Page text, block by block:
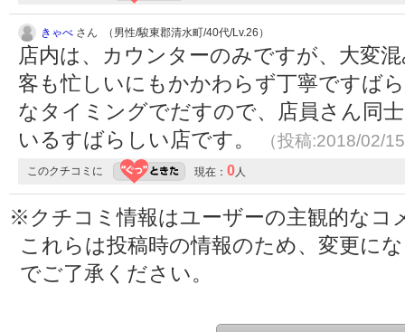
きゃべ さん （男性/駿東郡清水町/40代/Lv.26）
店内は、カウンターのみですが、大変
客も忙しいにもかかわらず丁寧ですば
なタイミングでだすので、店員さん同
いるすばらしい店です。
（投稿:2018/02/
このクチコミに 現在： 0人
※クチコミ情報はユーザーの主観的なコ
これらは投稿時の情報のため、変更に
でご了承ください。